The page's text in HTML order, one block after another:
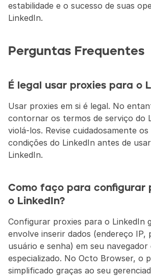
estabilidade e o sucesso de suas
LinkedIn.
Perguntas Frequentes
É legal usar proxies para o
Usar proxies em si é legal. No
contornar os termos de serviço do
violá-los. Revise cuidadosamente
condições do LinkedIn antes de
LinkedIn.
Como faço para configurar
o LinkedIn?
Configurar proxies para o LinkedIn
envolve inserir dados (endereço IP,
usuário e senha) em seu
especializado. No Octo Browser, o
simplificado graças ao seu